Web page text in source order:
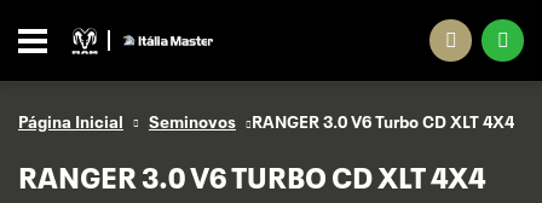
Página Inicial Seminovos RANGER 3.0 V6 Turbo CD XLT 4X4
RANGER 3.0 V6 TURBO CD XLT 4X4